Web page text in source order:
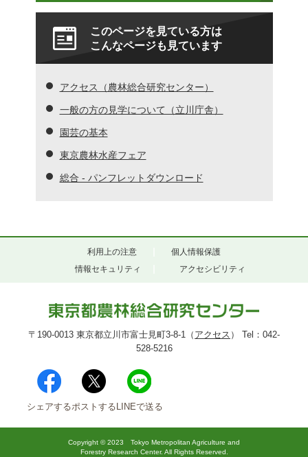
このページを見ている方は
こんなページも見ています
アクセス（農林総合研究センター）
一般の方の見学について（立川庁舎）
園芸の基本
東京農林水産フェア
総合 - パンフレットダウンロード
利用上の注意
個人情報保護
情報セキュリティ
アクセシビリティ
〒190-0013 東京都立川市富士見町3-8-1（ アクセス ） Tel：042-
528-5216
シェアするポストするLINEで送る
Copyright © 2023 Tokyo Metropolitan Agriculture and
Forestry Research Center. All Rights Reserved.